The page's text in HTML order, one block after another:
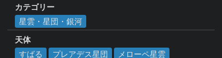
カテゴリー
星雲・星団・銀河
天体
すばる
プレアデス星団
メローペ星雲